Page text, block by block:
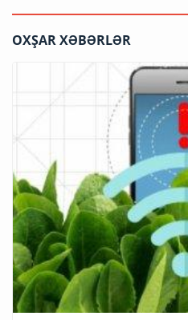
OXŞAR XƏBƏRLƏR